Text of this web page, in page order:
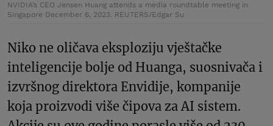
NVIDIA’s CEO Jensen Huang attends a media roundtable meeting in
Singapore December 6, 2023. REUTERS/Edgar Su
Niko ne oličava eksploziju vještačke
inteligencije bolje od Huanga, suosnivača i
izvršnog direktora Envidije, kompanije
koja proizvodi više čipova za AI sistem.